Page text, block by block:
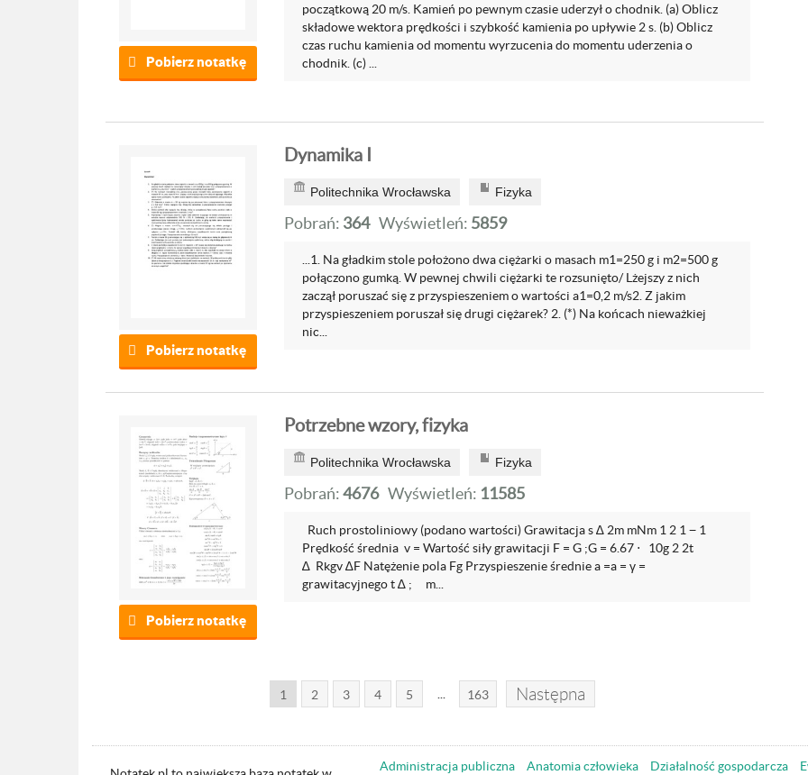
Pobierz notatkę
początkową 20 m/s. Kamień po pewnym czasie uderzył o chodnik. (a) Oblicz
składowe wektora prędkości i szybkość kamienia po upływie 2 s. (b) Oblicz
czas ruchu kamienia od momentu wyrzucenia do momentu uderzenia o
chodnik. (c) ...
Pobierz notatkę
Dynamika I
Politechnika Wrocławska Fizyka
Pobrań: 364 Wyświetleń: 5859
...1. Na gładkim stole położono dwa ciężarki o masach m1=250 g i m2=500 g
połączono gumką. W pewnej chwili ciężarki te rozsunięto/ Lżejszy z nich
zaczął poruszać się z przyspieszeniem o wartości a1=0,2 m/s2. Z jakim
przyspieszeniem poruszał się drugi ciężarek? 2. (*) Na końcach nieważkiej
nic...
Pobierz notatkę
Potrzebne wzory, fizyka
Politechnika Wrocławska Fizyka
Pobrań:4676 Wyświetleń: 11585
Ruch prostoliniowy (podano wartości) Grawitacja s ∆ 2m mNm 1 2 1 − 1
Prędkość średnia v = Wartość siły grawitacji F = G ;G = 6.67 ⋅ 10g 2 2t
∆ Rkgv ∆F Natężenie pola Fg Przyspieszenie średnie a =a = γ =
grawitacyjnego t ∆ ; m...
1 2 3 4 5 163 Następna
Administracja publiczna Anatomia człowieka Działalność gospodarcza